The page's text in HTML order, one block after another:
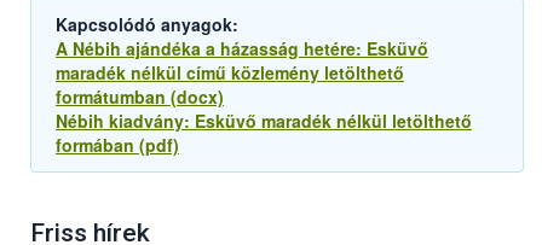
Kapcsolódó anyagok:
A Nébih ajándéka a házasság hetére: Esküvő
maradék nélkül című közlemény letölthető
formátumban (docx)
Nébih kiadvány: Esküvő maradék nélkül letölthető
formában (pdf)
Friss hírek